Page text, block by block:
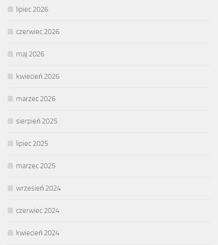
lipiec 2026
czerwiec 2026
maj 2026
kwiecień 2026
marzec 2026
sierpień 2025
lipiec 2025
marzec 2025
wrzesień 2024
czerwiec 2024
kwiecień 2024